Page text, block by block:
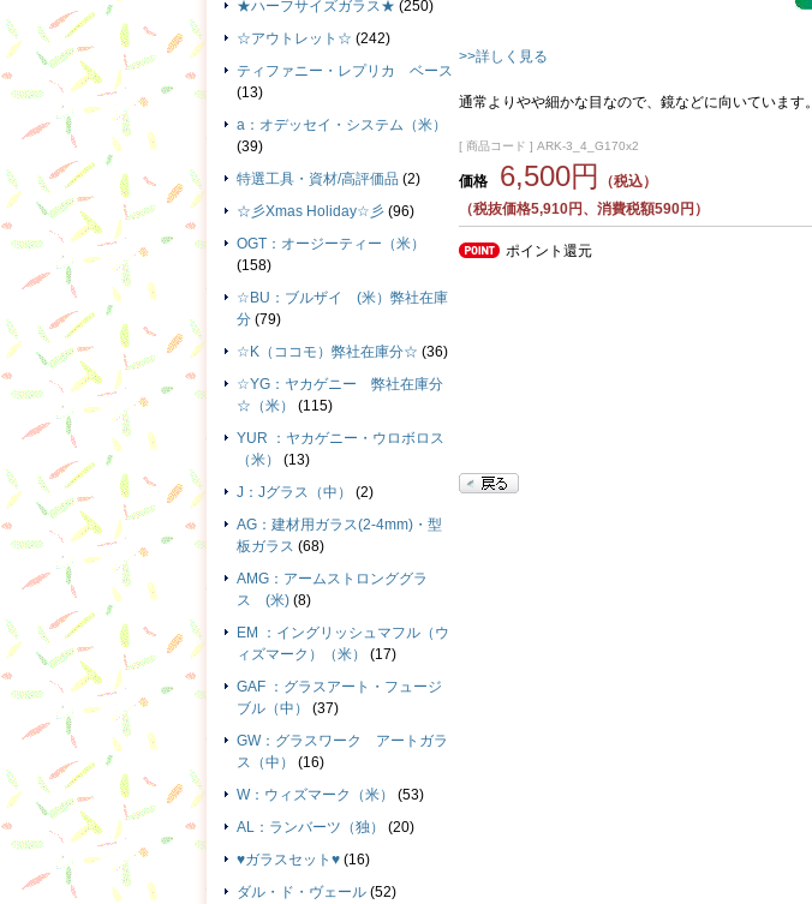
>>詳しく見る
通常よりやや細かな目なので、鏡などに向いています。
[ 商品コード ] ARK-3_4_G170x2
価格 6,500円
（税込）
（税抜価格5,910円、消費税額590円）
ポイント還元
★ハーフサイズガラス★ (250)
☆アウトレット☆ (242)
ティファニー・レプリカ ベース
(13)
a：オデッセイ・システム（米）
(39)
特選工具・資材/高評価品 (2)
☆彡Xmas Holiday☆彡 (96)
OGT：オージーティー（米）
(158)
☆BU：ブルザイ (米）弊社在庫
分 (79)
☆K（ココモ）弊社在庫分☆ (36)
☆YG：ヤカゲニー 弊社在庫分
☆（米）
(115)
YUR ：ヤカゲニー・ウロボロス
（米）
(13)
J：Jグラス（中）
(2)
AG：建材用ガラス(2-4mm)・型
板ガラス (68)
AMG：アームストロンググラ
ス (米) (8)
EM ：イングリッシュマフル（ウ
ィズマーク）（米）
(17)
GAF ：グラスアート・フュージ
ブル（中）
(37)
GW：グラスワーク アートガラ
ス（中）
(16)
W：ウィズマーク（米）
(53)
AL：ランバーツ（独）
(20)
♥ガラスセット♥ (16)
ダル・ド・ヴェール (52)